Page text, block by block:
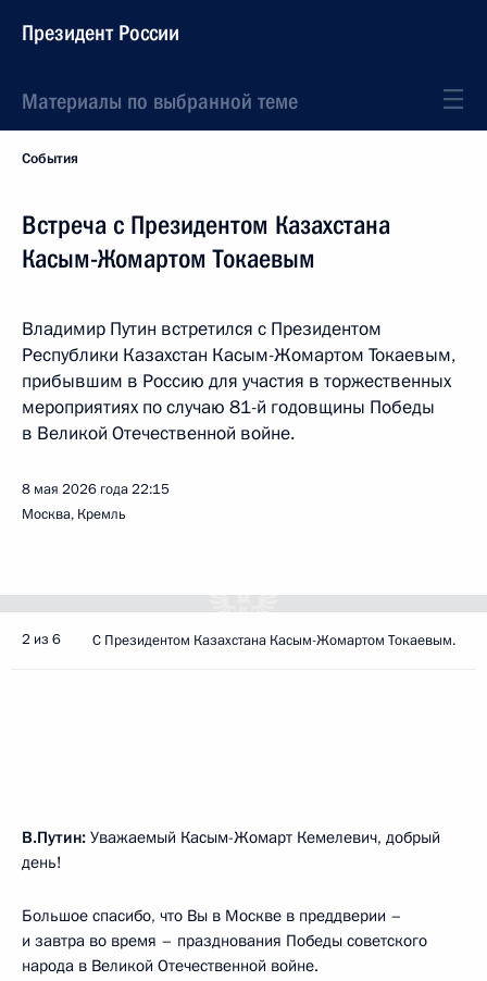
Президент России
Материалы по выбранной теме
События
Встреча с Президентом Казахстана
Касым-Жомартом Токаевым
Владимир Путин встретился с Президентом
Республики Казахстан Касым-Жомартом Токаевым,
прибывшим в Россию для участия в торжественных
мероприятиях по случаю 81-й годовщины Победы
в Великой Отечественной войне.
8 мая 2026 года22:15
Москва, Кремль
2 из 6 C Президентом Казахстана Касым-Жомартом Токаевым.
В.Путин: Уважаемый Касым-Жомарт Кемелевич, добрый
день!
Большое спасибо, что Вы в Москве в преддверии –
и завтра во время – празднования Победы советского
народа в Великой Отечественной войне.